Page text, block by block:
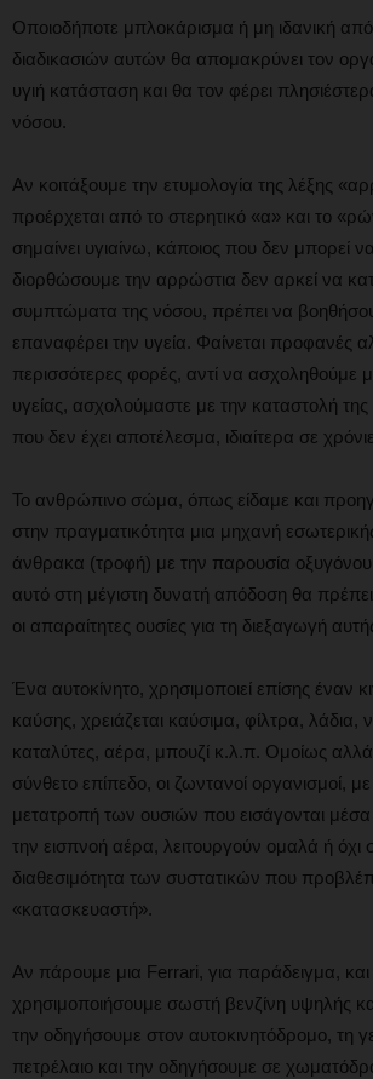
Οποιοδήποτε μπλοκάρισμα ή μη ιδανική
διαδικασιών αυτών θα απομακρύνει τον
υγιή κατάσταση και θα τον φέρει
νόσου.
Αν κοιτάξουμε την ετυμολογία της λέξης
προέρχεται από το στερητικό «α» και το
σημαίνει υγιαίνω, κάποιος που δεν μπορεί να
διορθώσουμε την αρρώστια δεν αρκεί να
συμπτώματα της νόσου, πρέπει να
επαναφέρει την υγεία. Φαίνεται προφανές
περισσότερες φορές, αντί να ασχοληθούμε
υγείας, ασχολούμαστε με την καταστολή
που δεν έχει αποτέλεσμα, ιδιαίτερα σε
Το ανθρώπινο σώμα, όπως είδαμε και
στην πραγματικότητα μια μηχανή
άνθρακα (τροφή) με την παρουσία
αυτό στη μέγιστη δυνατή απόδοση θα
οι απαραίτητες ουσίες για τη διεξαγωγή
Ένα αυτοκίνητο, χρησιμοποιεί επίσης έναν
καύσης, χρειάζεται καύσιμα, φίλτρα, λάδια,
καταλύτες, αέρα, μπουζί κ.λ.π. Ομοίως
σύνθετο επίπεδο, οι ζωντανοί οργανισμοί,
μετατροπή των ουσιών που εισάγονται μέσα
την εισπνοή αέρα, λειτουργούν ομαλά ή όχι
διαθεσιμότητα των συστατικών που
«κατασκευαστή».
Αν πάρουμε μια Ferrari, για παράδειγμα, και
χρησιμοποιήσουμε σωστή βενζίνη υψηλής
την οδηγήσουμε στον αυτοκινητόδρομο, τη
πετρέλαιο και την οδηγήσουμε σε